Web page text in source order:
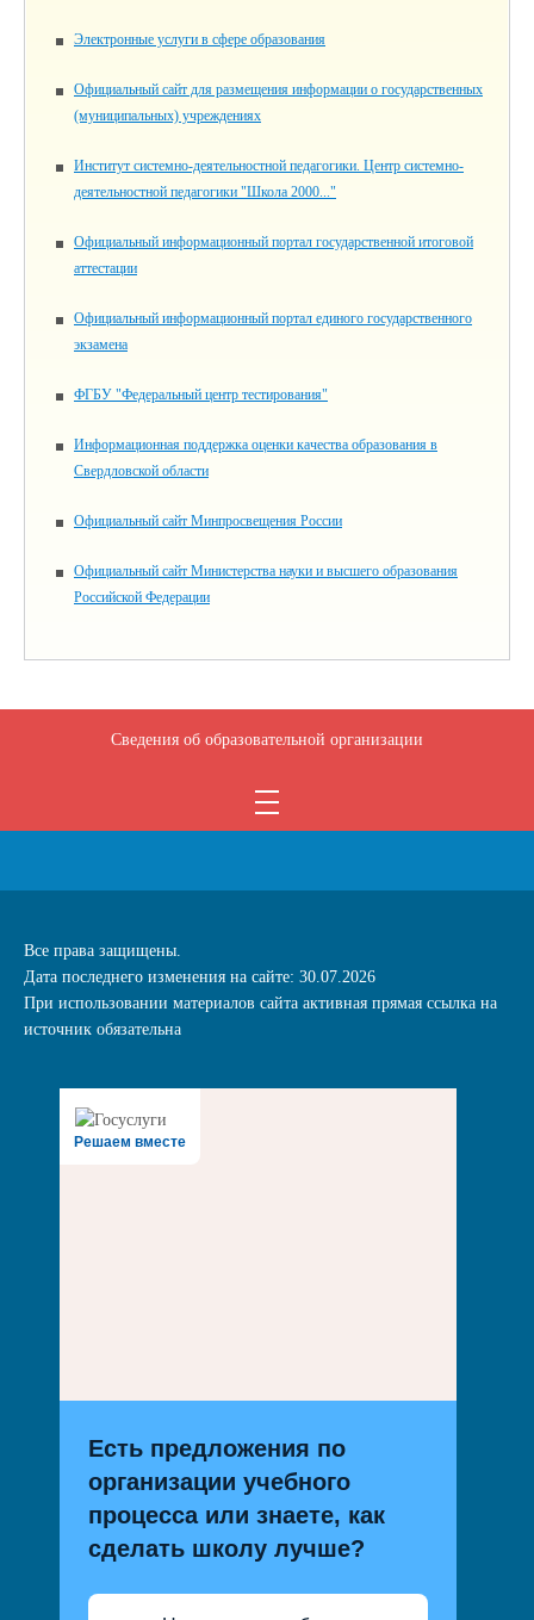
Электронные услуги в сфере образования
Официальный сайт для размещения информации о государственных
(муниципальных) учреждениях
Институт системно-деятельностной педагогики. Центр системно-
деятельностной педагогики "Школа 2000..."
Официальный информационный портал государственной итоговой
аттестации
Официальный информационный портал единого государственного
экзамена
ФГБУ "Федеральный центр тестирования"
Информационная поддержка оценки качества образования в
Свердловской области
Официальный сайт Минпросвещения России
Официальный сайт Министерства науки и высшего образования
Российской Федерации
Сведения об образовательной организации
Все права защищены.
Дата последнего изменения на сайте: 30.07.2026
При использовании материалов сайта активная прямая ссылка на
источник обязательна
Решаем вместе
Есть предложения по
организации учебного
процесса или знаете, как
сделать школу лучше?